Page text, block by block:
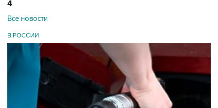
4
Все новости
В РОССИИ